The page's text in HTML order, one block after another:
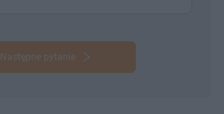
Następne pytanie